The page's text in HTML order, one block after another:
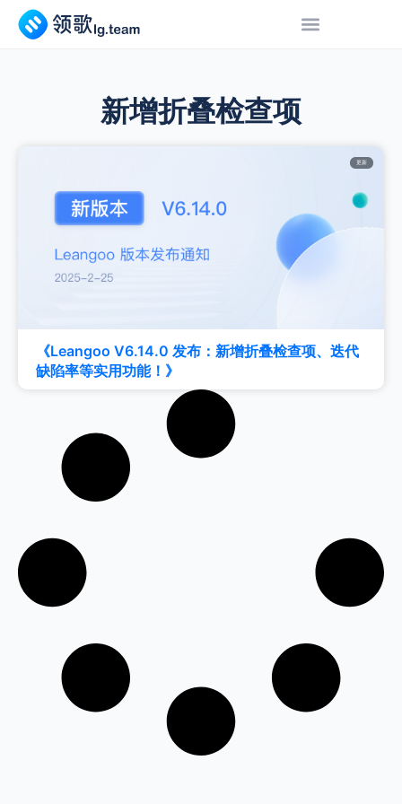
新增折叠检查项
更新
《Leangoo V6.14.0 发布：新增折叠检查项、迭代
缺陷率等实用功能！》